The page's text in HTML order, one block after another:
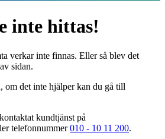
inte hittas!
verkar inte finnas. Eller så blev det
sidan.
om det inte hjälper kan du gå till
kundtjänst på
telefonnummer010 - 10 11 200.